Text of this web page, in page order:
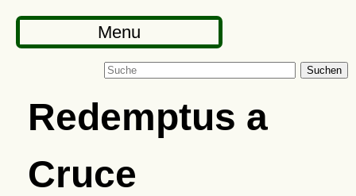
Menu
Suchen
Redemptus a
Cruce